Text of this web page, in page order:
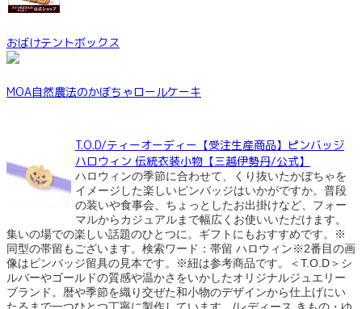
おばけテントボックス
MOA自然農法のかぼちゃロールケーキ
T.O.D/ティーオーディー【受注生産商品】ピンバッジ
ハロウィン 伝統衣装小物【三越伊勢丹/公式】
ハロウィンの季節に合わせて、くり抜いたかぼちゃを
イメージした楽しいピンバッジはいかがですか。普段
の装いや食事会、ちょっとしたお出掛けなど、フォー
マルからカジュアルまで幅広くお使いいただけます。
集いの場での楽しい話題のひとつに。ギフトにもおすすめです。※
同型の帯留もございます。検索ワード：帯留 ハロウィン※2番目の画
像はピンバッジ留具の見本です。※紐は参考商品です。＜T.O.D＞シ
ルバーやゴールドの質感や温かさをいかしたオリジナルジュエリー
ブランド。暦や季節を織り交ぜた和小物のデザインから仕上げにい